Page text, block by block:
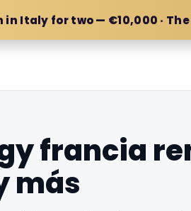
in Italy for two — €10,000 ·
francia
más